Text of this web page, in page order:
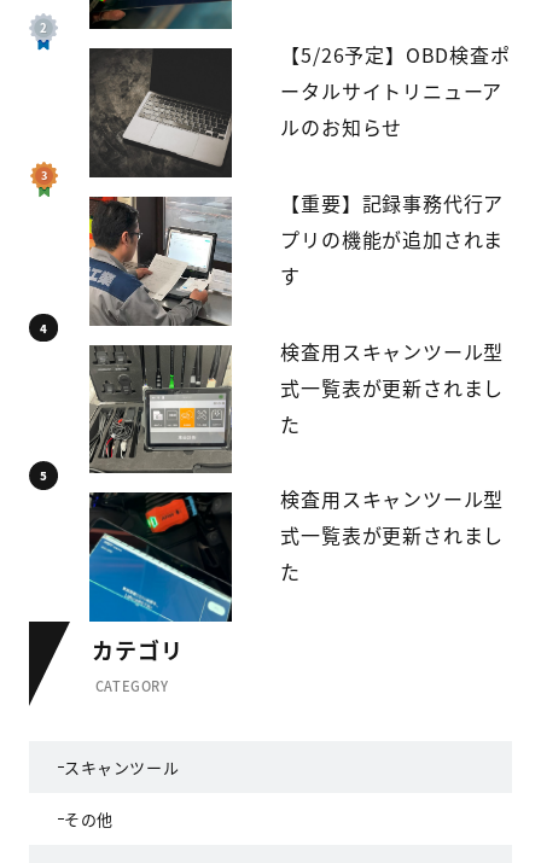
【5/26予定】OBD検査ポ
ータルサイトリニューア
ルのお知らせ
【重要】記録事務代行ア
プリの機能が追加されま
す
検査用スキャンツール型
式一覧表が更新されまし
た
検査用スキャンツール型
式一覧表が更新されまし
た
カテゴリ
CATEGORY
スキャンツール
その他